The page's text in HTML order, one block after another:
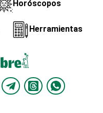
Horóscopos
Herramientas